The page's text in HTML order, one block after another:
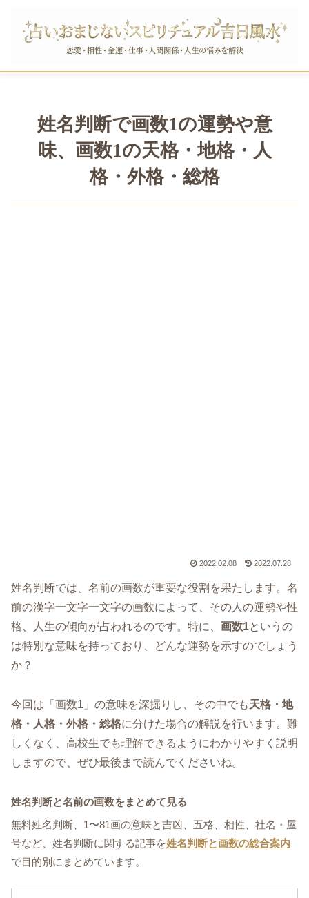
姓名判断で画数1の運勢や意
味、画数1の天格・地格・人
格・外格・総格
2022.02.08 2022.07.28
姓名判断では、名前の画数が重要な役割を果たします。名
前の漢字一文字一文字の画数によって、その人の運勢や性
格、人生の傾向が占われるのです。特に、 画数1というの
は特別な意味を持っており、どんな運勢を示すのでしょう
か？
今回は「画数1」の意味を深掘りし、その中でも天格・地
格・人格・外格・総格に分けた場合の解説を行います。難
しくなく、高校生でも理解できるようにわかりやすく説明
しますので、ぜひ最後まで読んでくださいね。
姓名判断と名前の画数をまとめて見る
無料姓名判断、1〜81画の意味と吉凶、五格、相性、社名・屋
号など、姓名判断に関する記事を姓名判断と画数の総合案内
で目的別にまとめています。